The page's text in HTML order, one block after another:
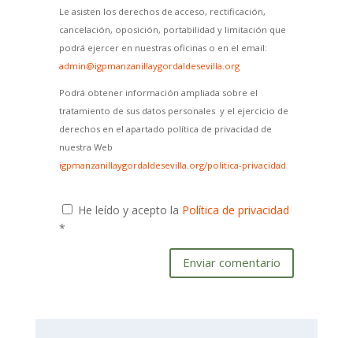
Le asisten los derechos de acceso, rectificación,
cancelación, oposición, portabilidad y limitación que
podrá ejercer en nuestras oficinas o en el email:
admin@igpmanzanillaygordaldesevilla.org
Podrá obtener información ampliada sobre el
tratamiento de sus datos personales y el ejercicio de
derechos en el apartado política de privacidad de
nuestra Web
igpmanzanillaygordaldesevilla.org/politica-privacidad
He leído y acepto la Política de privacidad
*
Enviar comentario